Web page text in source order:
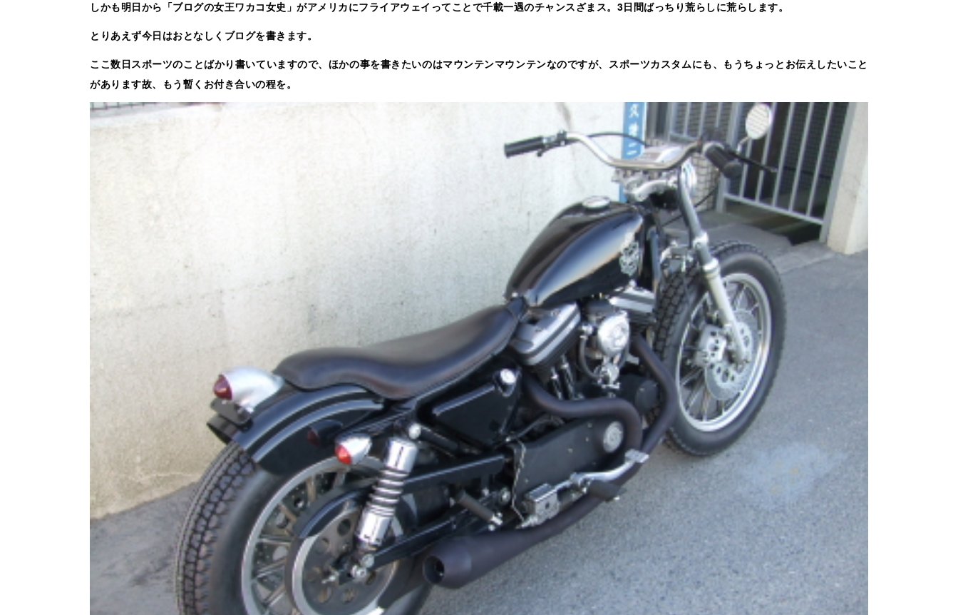
しかも明日から「ブログの女王ワカコ女史」がアメリカにフライアウェイってことで千載一遇のチャンスざまス。3日間ばっちり荒らしに荒らします。
とりあえず今日はおとなしくブログを書きます。
ここ数日スポーツのことばかり書いていますので、ほかの事を書きたいのはマウンテンマウンテンなのですが、スポーツカスタムにも、もうちょっとお伝えしたいこと
があります故、もう暫くお付き合いの程を。